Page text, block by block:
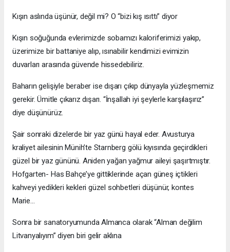
Kışın aslında üşünür, değil mi? O “bizi kış ısıttı” diyor
Kışın soğuğunda evlerimizde sobamızı kaloriferimizi yakıp,
üzerimize bir battaniye alıp, ısınabilir kendimizi evimizin
duvarları arasında güvende hissedebiliriz.
Baharın gelişiyle beraber ise dışarı çıkıp dünyayla yüzleşmemiz
gerekir. Ümitle çıkarız dışarı. “İnşallah iyi şeylerle karşılaşırız”
diye düşünürüz.
Şair sonraki dizelerde bir yaz günü hayal eder. Avusturya
kraliyet ailesinin Münih’te Starnberg gölü kıyısında geçirdikleri
güzel bir yaz gününü. Aniden yağan yağmur aileyi şaşırtmıştır.
Hofgarten- Has Bahçe’ye gittiklerinde açan güneş içtikleri
kahveyi yedikleri kekleri güzel sohbetleri düşünür, kontes
Marie…
Sonra bir sanatoryumunda Almanca olarak “Alman değilim
Litvanyalıyım” diyen biri gelir aklına